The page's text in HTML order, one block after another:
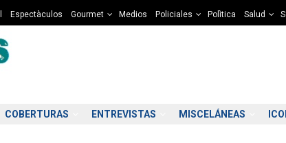
Espectàculos Gourmet Medios Policiales Polìtica Salud
COBERTURAS ENTREVISTAS MISCELÁNEAS